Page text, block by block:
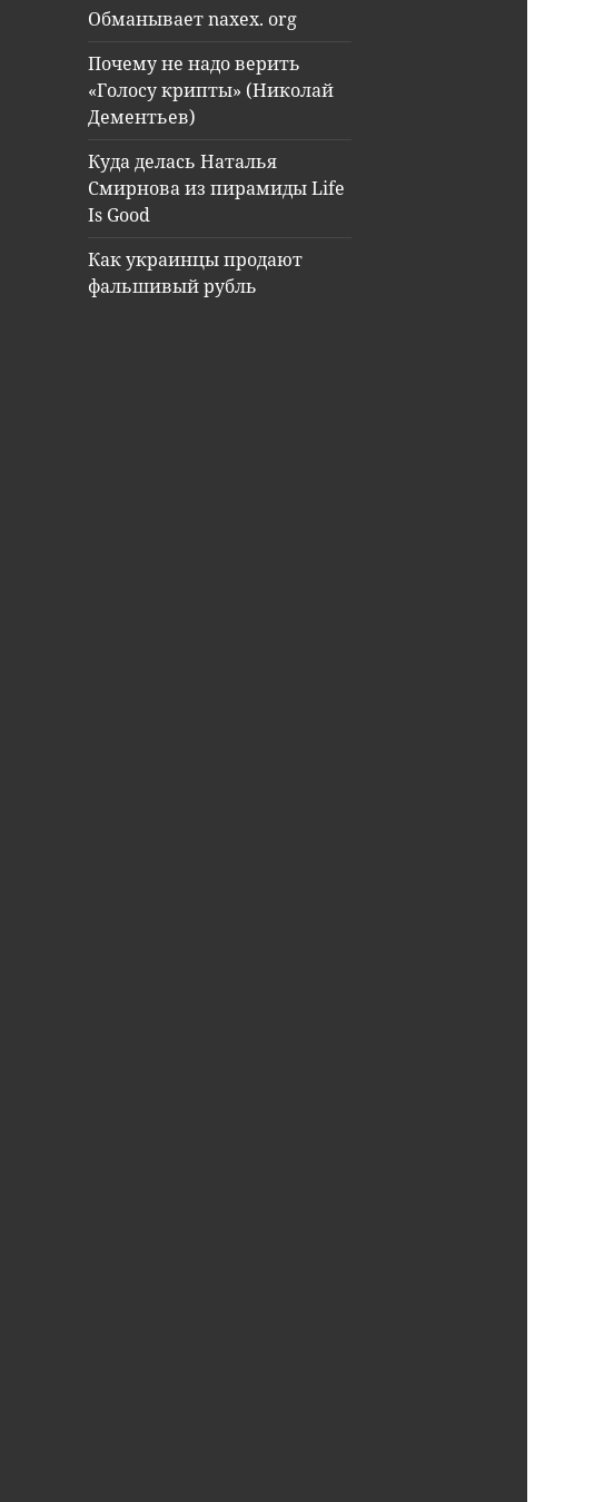
Обманывает naxex. org
Почему не надо верить
«Голосу крипты» (Николай
Дементьев)
Куда делась Наталья
Смирнова из пирамиды Life
Is Good
Как украинцы продают
фальшивый рубль